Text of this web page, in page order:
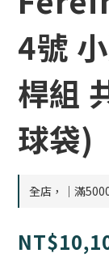
4號
桿組
球袋)
全店，｜滿